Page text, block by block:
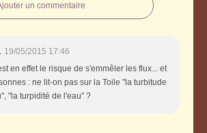
un commentaire
19/05/2015 17:46
en effet le risque de s'emmêler les flux... et
: ne lit-on pas sur la Toile "la turbitude
"la turpidité de l'eau" ?